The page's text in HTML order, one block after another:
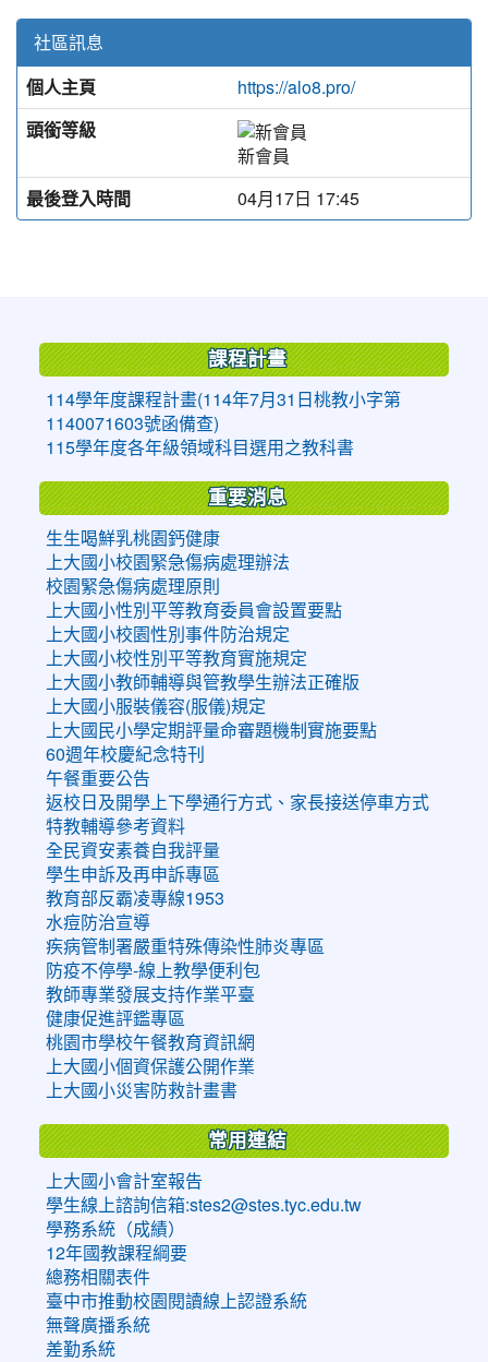
社區訊息
個人主頁
https://alo8.pro/
頭銜等級
新會員
最後登入時間
04月17日 17:45
課程計畫
114學年度課程計畫(114年7月31日桃教小字第
1140071603號函備查)
115學年度各年級領域科目選用之教科書
重要消息
生生喝鮮乳桃園鈣健康
上大國小校園緊急傷病處理辦法
校園緊急傷病處理原則
上大國小性別平等教育委員會設置要點
上大國小校園性別事件防治規定
上大國小校性別平等教育實施規定
上大國小教師輔導與管教學生辦法正確版
上大國小服裝儀容(服儀)規定
上大國民小學定期評量命審題機制實施要點
60週年校慶紀念特刊
午餐重要公告
返校日及開學上下學通行方式、家長接送停車方式
特教輔導參考資料
全民資安素養自我評量
學生申訴及再申訴專區
教育部反霸凌專線1953
水痘防治宣導
疾病管制署嚴重特殊傳染性肺炎專區
防疫不停學-線上教學便利包
教師專業發展支持作業平臺
健康促進評鑑專區
桃園市學校午餐教育資訊網
上大國小個資保護公開作業
上大國小災害防救計畫書
常用連結
上大國小會計室報告
學生線上諮詢信箱:stes2@stes.tyc.edu.tw
學務系統（成績）
12年國教課程綱要
總務相關表件
臺中市推動校園閱讀線上認證系統
無聲廣播系統
差勤系統